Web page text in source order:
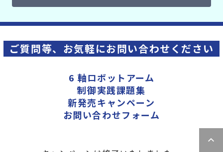
ご質問等、お気軽にお問い合わせください
6 軸ロボットアーム
制御実践課題集
新発売キャンペーン
お問い合わせフォーム